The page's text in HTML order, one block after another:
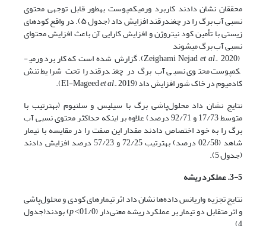
محققان نشان دادند کاربرد ورمی­کمپوست به­طور قابل‌ توجهی محتوی
نسبی آب برگ را در چغندرقند افزایش داد (جدول ۵). در واقع کودهای
زیستی با تأمین کود نیتروژن و افزایش کارایی آن باعث افزایش محتوای
نسبی آب برگ می­شوند
(Zeighami Nejad
etal ., 2020). گزارش شده است که کاربرد ورمی­
کمپوست محتوی نسبی آب برگ در چغندرقند را تحت شرایط تنش
کادمیوم در خاک شور افزایش داد (El-Mageed et al., 2019).
نتایج نشان داد محلول‌پاشی برگ با سیلیس و سلنیوم (به­ترتیب با
متوسط 17/73 و 92/71 درصد) علاوه بر اینکه حداکثر محتوی نسبی آب
برگ را به خود اختصاص دادند مقدار این صفت را در مقایسه با تیمار
شاهد (02/58 درصد) به­ترتیب 72/25 و 57/23 درصد افزایش دادند
(جدول 5).
3-5. عملکرد ریشه
نتایج تجزیه واریانس داده‌ها نشان داد اثر تیمارهای کودی و محلول‌پاشی
و اثر متقابل دو تیمار بر عملکرد ریشه معنی‌دار (01/0˂ p) بودند(جدول